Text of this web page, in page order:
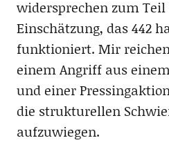
widersprechen zum
Einschätzung, das 442
funktioniert. Mir
einem Angriff aus
und einer
die strukturellen
aufzuwiegen.